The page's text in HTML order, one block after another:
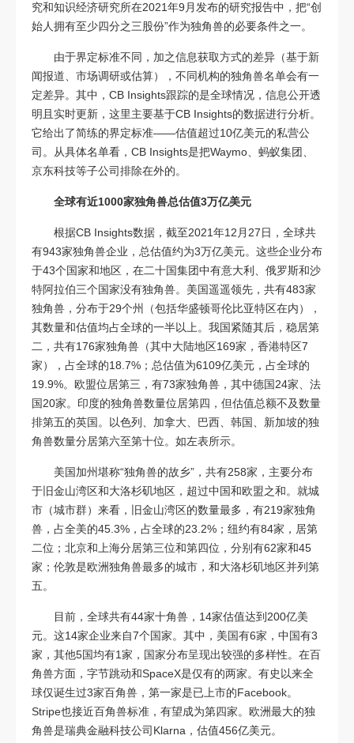
究和知识经济研究所在2021年9月发布的研究报告中，把“创
始人拥有至少四分之三股份”作为独角兽的必要条件之一。
由于界定标准不同，加之信息获取方式的差异（基于新
闻报道、市场调研或估算），不同机构的独角兽名单会有一
定差异。其中，CB Insights跟踪的是全球情况，信息公开透
明且实时更新，这里主要基于CB Insights的数据进行分析。
它给出了简练的界定标准——估值超过10亿美元的私营公
司。从具体名单看，CB Insights是把Waymo、蚂蚁集团、
京东科技等子公司排除在外的。
全球有近1000家独角兽总估值3万亿美元
根据CB Insights数据，截至2021年12月27日，全球共
有943家独角兽企业，总估值约为3万亿美元。这些企业分布
于43个国家和地区，在二十国集团中有意大利、俄罗斯和沙
特阿拉伯三个国家没有独角兽。美国遥遥领先，共有483家
独角兽，分布于29个州（包括华盛顿哥伦比亚特区在内），
其数量和估值均占全球的一半以上。我国紧随其后，稳居第
二，共有176家独角兽（其中大陆地区169家，香港特区7
家），占全球的18.7%；总估值为6109亿美元，占全球的
19.9%。欧盟位居第三，有73家独角兽，其中德国24家、法
国20家。印度的独角兽数量位居第四，但估值总额不及数量
排第五的英国。以色列、加拿大、巴西、韩国、新加坡的独
角兽数量分居第六至第十位。如左表所示。
美国加州堪称“独角兽的故乡”，共有258家，主要分布
于旧金山湾区和大洛杉矶地区，超过中国和欧盟之和。就城
市（城市群）来看，旧金山湾区的数量最多，有219家独角
兽，占全美的45.3%，占全球的23.2%；纽约有84家，居第
二位；北京和上海分居第三位和第四位，分别有62家和45
家；伦敦是欧洲独角兽最多的城市，和大洛杉矶地区并列第
五。
目前，全球共有44家十角兽，14家估值达到200亿美
元。这14家企业来自7个国家。其中，美国有6家，中国有3
家，其他5国均有1家，国家分布呈现出较强的多样性。在百
角兽方面，字节跳动和SpaceX是仅有的两家。有史以来全
球仅诞生过3家百角兽，第一家是已上市的Facebook。
Stripe也接近百角兽标准，有望成为第四家。欧洲最大的独
角兽是瑞典金融科技公司Klarna，估值456亿美元。